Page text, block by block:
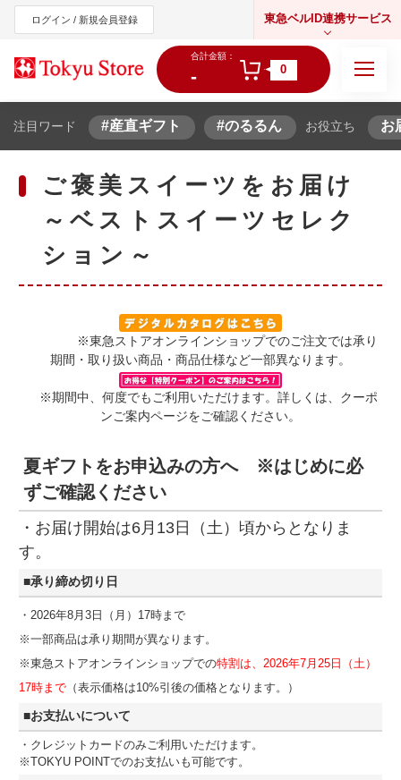
ログイン / 新規会員登録 東急ベルID連携サービス
東急オンラインショップ
合計金額：
- 0
注目ワード #産直ギフト #のるるん お役立ち お
ご褒美スイーツをお届け
～ベストスイーツセレク
ション～
※東急ストアオンラインショップでのご注文では承り
期間・取り扱い商品・商品仕様など一部異なります。
※期間中、何度でもご利用いただけます。詳しくは、クーポ
ンご案内ページをご確認ください。
夏ギフトをお申込みの方へ ※はじめに必
ずご確認ください
・お届け開始は6月13日（土）頃からとなりま
す。
■承り締め切り日
・2026年8月3日（月）17時まで
※一部商品は承り期間が異なります。
※東急ストアオンラインショップでの特割は、2026年7月25日（土）
17時まで（表示価格は10%引後の価格となります。）
■お支払いについて
・クレジットカードのみご利用いただけます。
※TOKYU POINTでのお支払いも可能です。